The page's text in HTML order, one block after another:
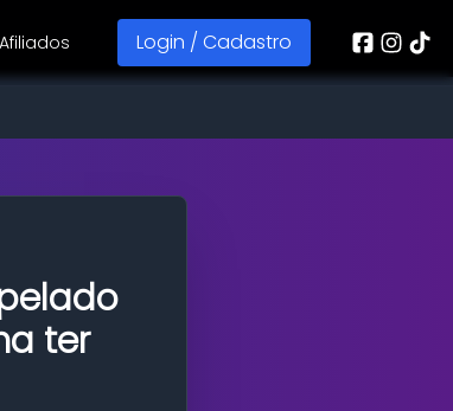
Afiliados Login / Cadastro
ter